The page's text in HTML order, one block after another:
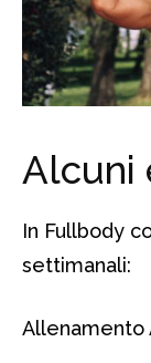
Alcuni
In Fullbody
settimanali:
Allenamento